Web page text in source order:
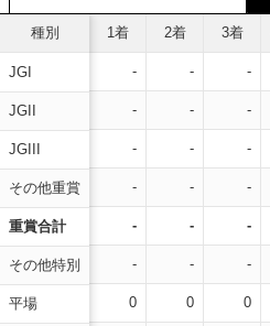
種別
JGI
JGII
JGIII
その他重賞
重賞合計
その他特別
平場
1着 2着 3着
- - -
- - -
- - -
- - -
- - -
- - -
0 0 0